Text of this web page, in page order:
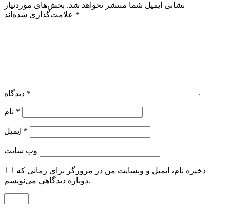
نشانی ایمیل شما منتشر نخواهد شد. بخش‌های موردنیاز
*
*
*
*
وب‌ سایت
ذخیره نام، ایمیل و وبسایت من در مرورگر برای زمانی که
دوباره دیدگاهی می‌نویسم.
−